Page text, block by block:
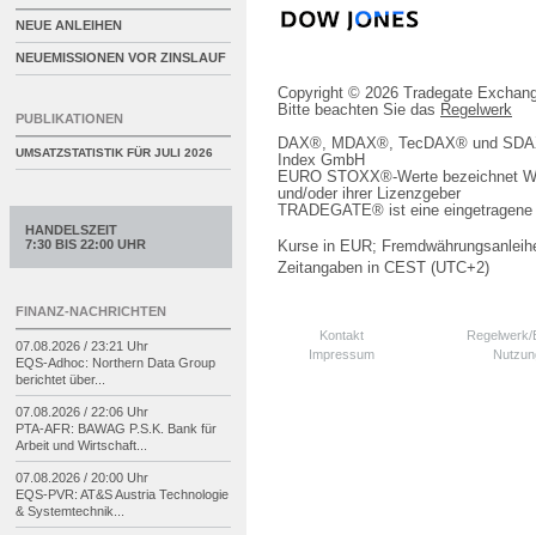
Copyright © 2026 Tradegate
Bitte beachten Sie das Regelwerk
DAX®, MDAX®, TecDAX® und
Index GmbH
EURO STOXX®-Werte bezeichnet
und/oder ihrer Lizenzgeber
TRADEGATE® ist eine
Kurse in EUR;
Zeitangaben in CEST (UTC+2)
Kontakt
Impressum
NEUE ANLEIHEN
NEUEMISSIONEN VOR ZINSLAUF
PUBLIKATIONEN
UMSATZSTATISTIK FÜR JULI 2026
HANDELSZEIT
7:30 BIS 22:00 UHR
FINANZ-NACHRICHTEN
07.08.2026 / 23:21 Uhr
EQS-Adhoc: Northern Data Group
berichtet über...
07.08.2026 / 22:06 Uhr
PTA-AFR: BAWAG P.S.K. Bank für
Arbeit und Wirtschaft...
07.08.2026 / 20:00 Uhr
EQS-PVR: AT&S Austria Technologie
& Systemtechnik...